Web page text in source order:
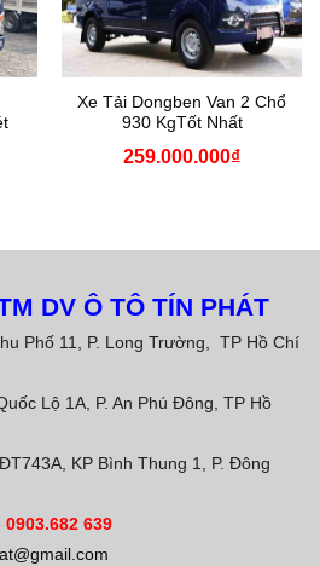
Xe Tải Dongben Van 2 Chổ
930 KgTốt Nhất
259.000.000₫
DV Ô TÔ TÍN PHÁT
Phố 11, P. Long Trường, TP Hồ Chí
Lộ 1A, P. An Phú Đông, TP Hồ
KP Bình Thung 1, P. Đông
0903.682 639